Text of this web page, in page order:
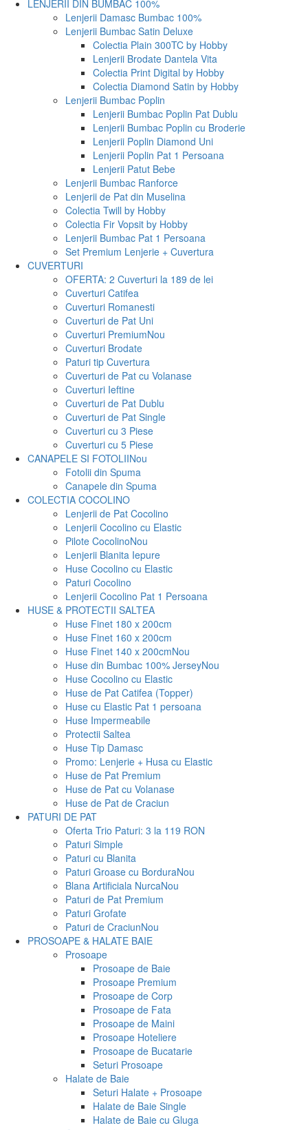
LENJERII DIN BUMBAC 100%
Lenjerii Damasc Bumbac 100%
Lenjerii Bumbac Satin Deluxe
Colectia Plain 300TC by Hobby
Lenjerii Brodate Dantela Vita
Colectia Print Digital by Hobby
Colectia Diamond Satin by Hobby
Lenjerii Bumbac Poplin
Lenjerii Bumbac Poplin Pat Dublu
Lenjerii Bumbac Poplin cu Broderie
Lenjerii Poplin Diamond Uni
Lenjerii Poplin Pat 1 Persoana
Lenjerii Patut Bebe
Lenjerii Bumbac Ranforce
Lenjerii de Pat din Muselina
Colectia Twill by Hobby
Colectia Fir Vopsit by Hobby
Lenjerii Bumbac Pat 1 Persoana
Set Premium Lenjerie + Cuvertura
CUVERTURI
OFERTA: 2 Cuverturi la 189 de lei
Cuverturi Catifea
Cuverturi Romanesti
Cuverturi de Pat Uni
Cuverturi PremiumNou
Cuverturi Brodate
Paturi tip Cuvertura
Cuverturi de Pat cu Volanase
Cuverturi Ieftine
Cuverturi de Pat Dublu
Cuverturi de Pat Single
Cuverturi cu 3 Piese
Cuverturi cu 5 Piese
CANAPELE SI FOTOLIINou
Fotolii din Spuma
Canapele din Spuma
COLECTIA COCOLINO
Lenjerii de Pat Cocolino
Lenjerii Cocolino cu Elastic
Pilote CocolinoNou
Lenjerii Blanita Iepure
Huse Cocolino cu Elastic
Paturi Cocolino
Lenjerii Cocolino Pat 1 Persoana
HUSE & PROTECTII SALTEA
Huse Finet 180 x 200cm
Huse Finet 160 x 200cm
Huse Finet 140 x 200cmNou
Huse din Bumbac 100% JerseyNou
Huse Cocolino cu Elastic
Huse de Pat Catifea (Topper)
Huse cu Elastic Pat 1 persoana
Huse Impermeabile
Protectii Saltea
Huse Tip Damasc
Promo: Lenjerie + Husa cu Elastic
Huse de Pat Premium
Huse de Pat cu Volanase
Huse de Pat de Craciun
PATURI DE PAT
Oferta Trio Paturi: 3 la 119 RON
Paturi Simple
Paturi cu Blanita
Paturi Groase cu BorduraNou
Blana Artificiala NurcaNou
Paturi de Pat Premium
Paturi Grofate
Paturi de CraciunNou
PROSOAPE & HALATE BAIE
Prosoape
Prosoape de Baie
Prosoape Premium
Prosoape de Corp
Prosoape de Fata
Prosoape de Maini
Prosoape Hoteliere
Prosoape de Bucatarie
Seturi Prosoape
Halate de Baie
Seturi Halate + Prosoape
Halate de Baie Single
Halate de Baie cu Gluga